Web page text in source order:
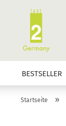
BESTSELLER
Startseite »